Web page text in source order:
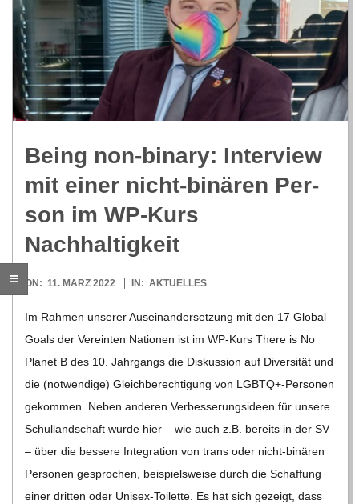
R
E
-
G
O
L
D
S
C
H
M
Being non-binary: Inter­view
mit einer nicht-binä­ren Per­
son im WP-Kurs
Nachhaltigkeit
2022-
ON: 11. MÄRZ 2022 IN: AKTUELLES
Im Rah­men unse­rer Aus­ein­an­der­set­zung mit den 17 Glo­bal
Goals der Ver­ein­ten Natio­nen ist im WP-Kurs There is No
Pla­net B des 10. Jahr­gangs die Dis­kus­sion auf Diver­si­tät und
die (not­wen­dige) Gleich­be­rech­ti­gung von LGBTQ+-Personen
gekom­men. Neben ande­ren Ver­bes­se­rungs­ideen für unsere
Schul­land­schaft wurde hier – wie auch z.B. bereits in der SV
– über die bes­sere Inte­gra­tion von trans oder nicht-binä­­ren
Per­so­nen gespro­chen, bei­spiels­weise durch die Schaf­fung
einer drit­ten oder Uni­­sex-Toi­­lette. Es hat sich gezeigt, dass